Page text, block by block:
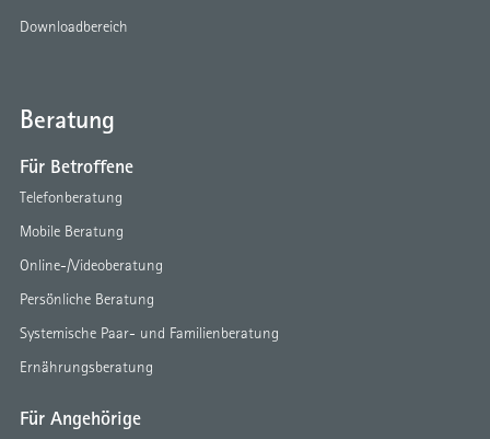
Downloadbereich
Beratung
Für Betroffene
Telefonberatung
Mobile Beratung
Online-/Videoberatung
Persönliche Beratung
Systemische Paar- und Familienberatung
Ernährungsberatung
Für Angehörige